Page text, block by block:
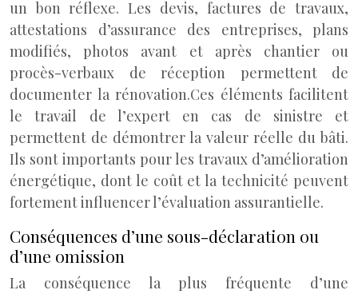
un bon réflexe. Les devis, factures de travaux,
attestations d’assurance des entreprises, plans
modifiés, photos avant et après chantier ou
procès-verbaux de réception permettent de
documenter la rénovation.Ces éléments facilitent
le travail de l’expert en cas de sinistre et
permettent de démontrer la valeur réelle du bâti.
Ils sont importants pour les travaux d’amélioration
énergétique, dont le coût et la technicité peuvent
fortement influencer l’évaluation assurantielle.
Conséquences d’une sous-déclaration ou
d’une omission
La conséquence la plus fréquente d’une